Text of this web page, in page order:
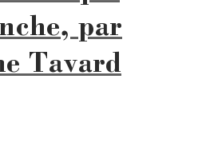
par
Tavard